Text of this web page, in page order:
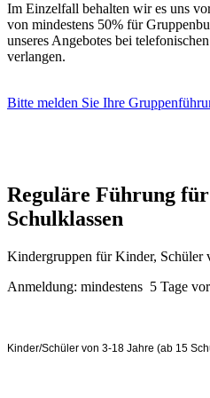
Im Einzelfall behalten wir es uns
von mindestens 50% für
unseres Angebotes bei
verlangen.
Bitte melden Sie Ihre
Reguläre Führung
Schulklassen
Kindergruppen für Kinder, Schüler
Anmeldung: mindestens 5 Tage
Kinder/Schüler von 3-18 Jahre (ab 15